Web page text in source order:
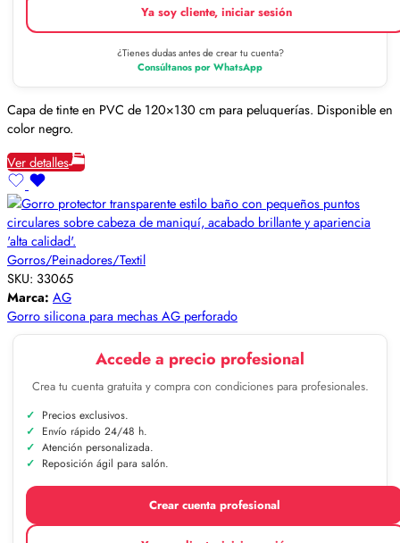
Ya soy cliente, iniciar sesión
¿Tienes dudas antes de crear tu cuenta?
Consúltanos por WhatsApp
Capa de tinte en PVC de 120×130 cm para peluquerías. Disponible en
color negro.
Ver detalles
Gorros/Peinadores/Textil
SKU: 33065
Marca: AG
Gorro silicona para mechas AG perforado
Accede a precio profesional
Crea tu cuenta gratuita y compra con condiciones para profesionales.
Precios exclusivos.
Envío rápido 24/48 h.
Atención personalizada.
Reposición ágil para salón.
Crear cuenta profesional